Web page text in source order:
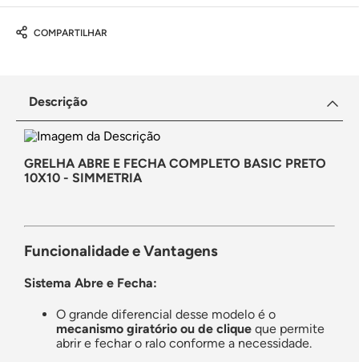
COMPARTILHAR
Descrição
GRELHA ABRE E FECHA COMPLETO BASIC PRETO
10X10 - SIMMETRIA
Funcionalidade e Vantagens
Sistema Abre e Fecha:
O grande diferencial desse modelo é o
mecanismo giratório ou de clique que permite
abrir e fechar o ralo conforme a necessidade.